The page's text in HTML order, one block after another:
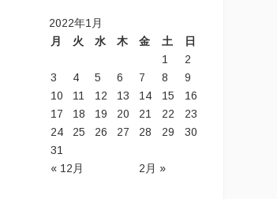
2022年1月
月
火 水 木 金 土 日
« 12月 2月 »
1
2
3
4 5 6 7 8
9
10
11 12 13 14 15
16
17
18 19 20 21 22
23
24
25 26 27 28 29
30
31